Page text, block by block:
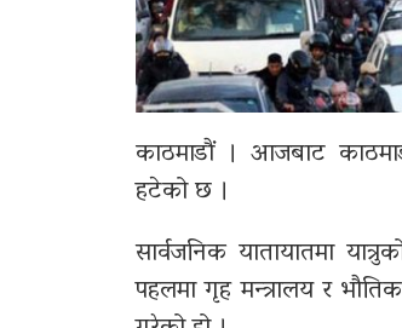
काठमाडौं । आजबाट
हटेको छ ।
सार्वजनिक यातायातमा
पहलमा गृह मन्त्रालय र भौतिक